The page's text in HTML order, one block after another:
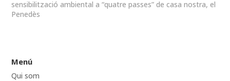
sensibilització ambiental a “quatre passes” de casa nostra, el
Penedès
Menú
Qui som